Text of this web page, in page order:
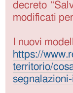
decreto
modificati
I nuovi
https://
territorio/